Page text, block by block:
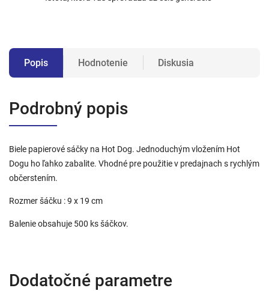
Popis Hodnotenie Diskusia
Podrobný popis
Biele papierové sáčky na Hot Dog. Jednoduchým vložením Hot
Dogu ho ľahko zabalite. Vhodné pre použitie v predajnach s rychlým
občerstením.
Rozmer šáčku : 9 x 19 cm
Balenie obsahuje 500 ks šáčkov.
Dodatočné parametre